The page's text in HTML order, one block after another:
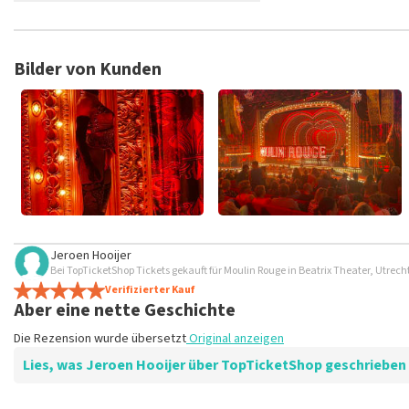
TopTicketShop sammelt Bewertungen von echten Kunden.
veröffentlicht. Es kann einige Wochen dauern, bis eine
Bilder von Kunden
Jeroen Hooijer
Bei TopTicketShop Tickets gekauft für Moulin Rouge in Beatrix Theater,
Verifizierter Kauf
Aber eine nette Geschichte
Die Rezension wurde übersetztOriginal anzeigen
Lies, was Jeroen Hooijer über TopTicketShop